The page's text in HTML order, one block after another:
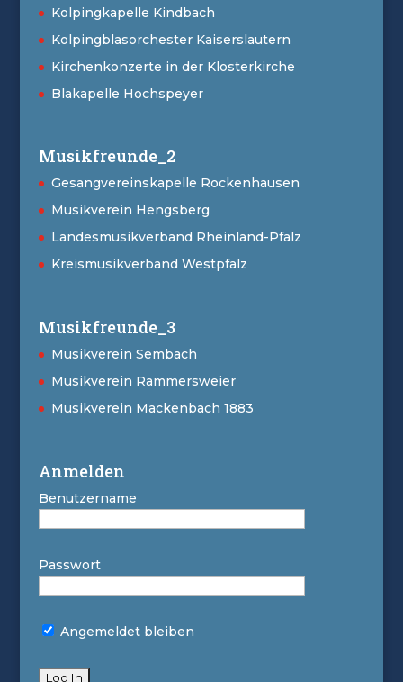
Kolpingkapelle Kindbach
Kolpingblasorchester Kaiserslautern
Kirchenkonzerte in der Klosterkirche
Blakapelle Hochspeyer
Musikfreunde_2
Gesangvereinskapelle Rockenhausen
Musikverein Hengsberg
Landesmusikverband Rheinland-Pfalz
Kreismusikverband Westpfalz
Musikfreunde_3
Musikverein Sembach
Musikverein Rammersweier
Musikverein Mackenbach 1883
Anmelden
Benutzername
Passwort
Angemeldet bleiben